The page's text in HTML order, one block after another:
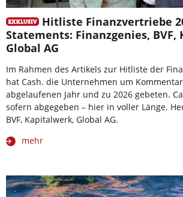
Hitliste Finanzvertriebe
Statements: Finanzgenies, BVF,
Global AG
Im Rahmen des Artikels zur Hitliste der
hat Cash. die Unternehmen um
abgelaufenen Jahr und zu 2026 gebeten.
sofern abgegeben – hier in voller Länge.
BVF, Kapitalwerk, Global AG.
mehr